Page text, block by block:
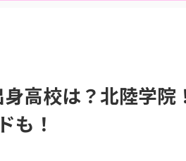
高校は？北陸学院
も！